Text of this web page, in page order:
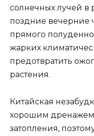
солнечных лучей в
поздние вечерние
прямого
жарких
предотвратить
растения.
Китайская
хорошим
затопления,